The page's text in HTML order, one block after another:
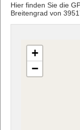
Hier finden Sie die
Breitengrad von
+
−